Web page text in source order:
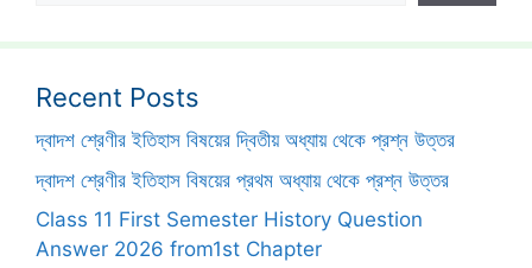
Recent Posts
দ্বাদশ শ্রেণীর ইতিহাস বিষয়ের দ্বিতীয় অধ্যায় থেকে প্রশ্ন উত্তর
দ্বাদশ শ্রেণীর ইতিহাস বিষয়ের প্রথম অধ্যায় থেকে প্রশ্ন উত্তর
Class 11 First Semester History Question
Answer 2026 from1st Chapter